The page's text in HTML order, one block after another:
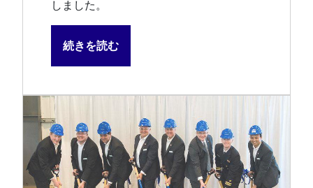
しました。
続きを読む